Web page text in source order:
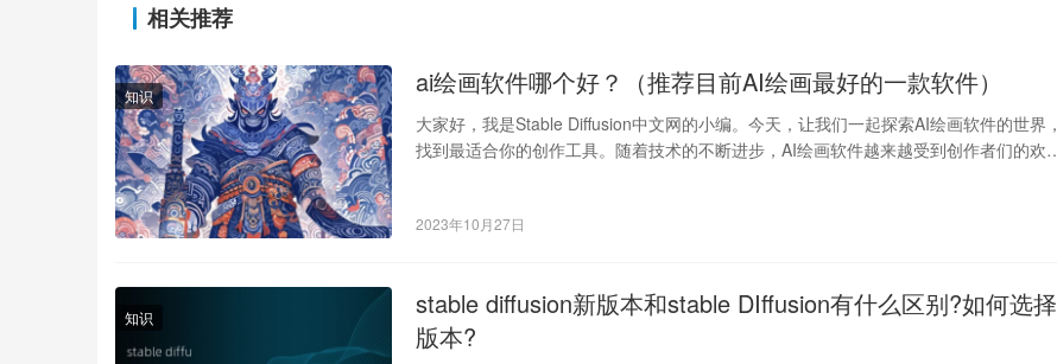
相关推荐
知识 ai绘画软件哪个好？（推荐目前AI绘画最好的一款软件）
大家好，我是Stable Diffusion中文网的小编。今天，让我们一起探索AI绘画软件的世界，
找到最适合你的创作工具。随着技术的不断进步，AI绘画软件越来越受到创作者们的欢
2023年10月27日
知识
stable diffusion新版本和stable DIffusion有什么区别?如何选择
版本?